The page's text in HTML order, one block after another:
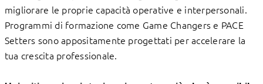
migliorare le proprie capacità operative e interpersonali.
Programmi di formazione come Game Changers e PACE
Setters sono appositamente progettati per accelerare la
tua crescita professionale.